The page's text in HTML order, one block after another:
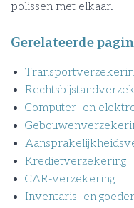
polissen met elkaar.
Gerelateerde
Computer- en
Kredietverzekering
CAR-verzekering
Inventaris- en